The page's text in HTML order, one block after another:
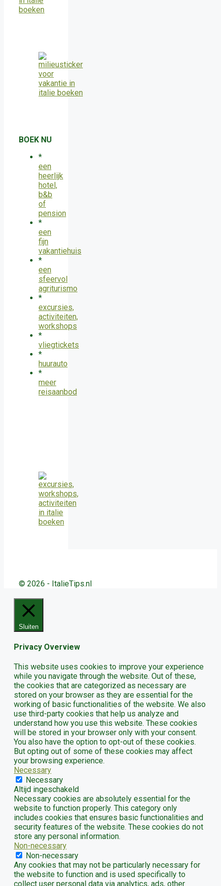
BOEK NU
*
een
heerlijk
hotel,
b&b
of
pension
*
een
fijn
vakantiehuis
*
een
sfeervol
agriturismo
*
excursies,
activiteiten,
workshops
*
vliegtickets
*
huurauto
*
meer
reisaanbod
© 2026 - ItalieTips.nl
Sluiten
Privacy Overview
This website uses cookies to improve your experience
while you navigate through the website. Out of these,
the cookies that are categorized as necessary are
stored on your browser as they are essential for the
working of basic functionalities of the website. We also
use third-party cookies that help us analyze and
understand how you use this website. These cookies
will be stored in your browser only with your consent.
You also have the option to opt-out of these cookies.
But opting out of some of these cookies may affect
your browsing experience.
Necessary
Necessary
Altijd ingeschakeld
Necessary cookies are absolutely essential for the
website to function properly. This category only
includes cookies that ensures basic functionalities and
security features of the website. These cookies do not
store any personal information.
Non-necessary
Non-necessary
Any cookies that may not be particularly necessary for
the website to function and is used specifically to
collect user personal data via analytics, ads, other